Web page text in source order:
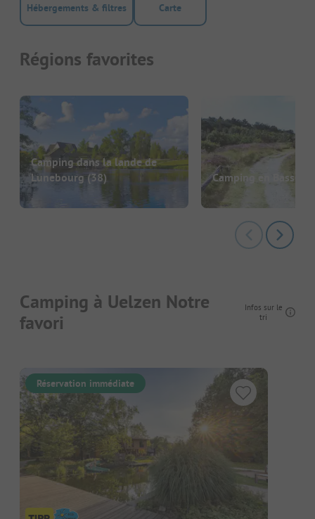
Hébergements & filtres Carte
Régions favorites
Camping dans la lande de
Lunebourg (38) Camping en Basse-
Camping à Uelzen Notre
favori
Infos sur le
tri
Réservation immédiate